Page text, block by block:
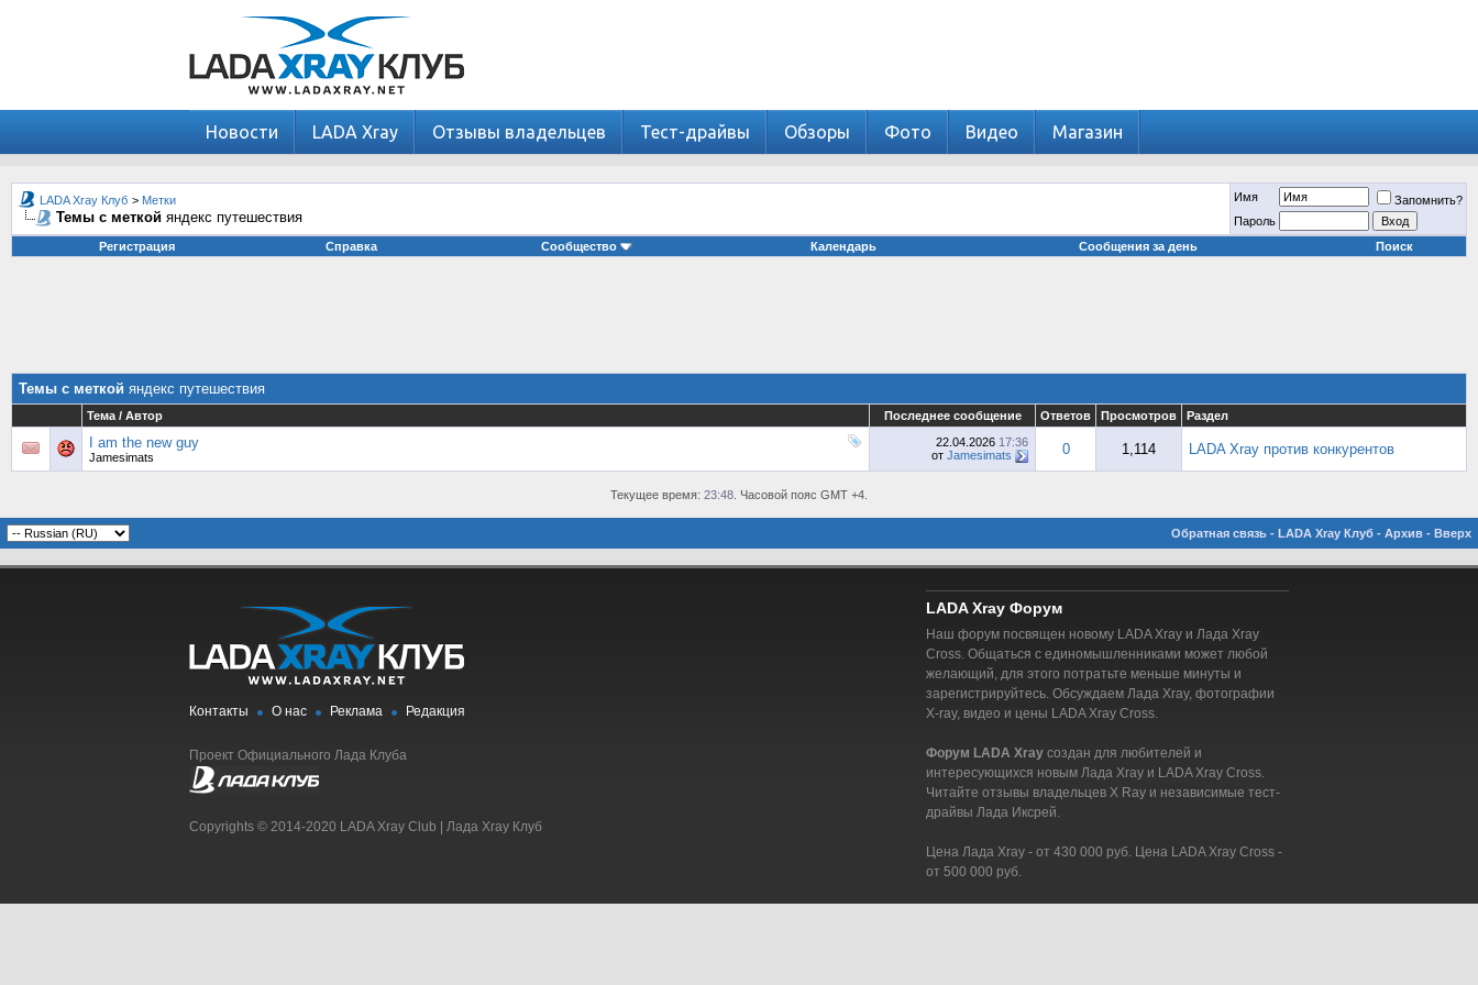
Новости LADA Xray Отзывы владельцев Тест-драйвы Обзоры Фото Видео Магазин
LADA Xray Клуб > Метки
Темы с меткой яндекс путешествия
Имя
Запомнить?
Пароль
Регистрация
Справка Сообщество Календарь Сообщения за день Поиск
Темы с меткой яндекс путешествия
Тема / Автор Последнее сообщение Ответов Просмотров Раздел
I am the new guy
Jamesimats
22.04.2026 17:36
от Jamesimats 0 1,114 LADA Xray против конкурентов
Текущее время: 23:48 . Часовой пояс GMT +4.
Обратная связь - LADA Xray Клуб - Архив - Вверх
Контакты О нас Реклама Редакция
Проект Официального Лада Клуба
Copyrights © 2014-2020 LADA Xray Club | Лада Xray Клуб
LADA Xray Форум
Наш форум посвящен новому LADA Xray и Лада Xray
Cross. Общаться с единомышленниками может любой
желающий, для этого потратьте меньше минуты и
зарегистрируйтесь. Обсуждаем Лада Xray, фотографии
X-ray, видео и цены LADA Xray Cross.
Форум LADA Xray создан для любителей и
интересующихся новым Лада Xray и LADA Xray Cross.
Читайте отзывы владельцев X Ray и независимые тест-
драйвы Лада Иксрей.
Цена Лада Xray - от 430 000 руб. Цена LADA Xray Cross -
от 500 000 руб.